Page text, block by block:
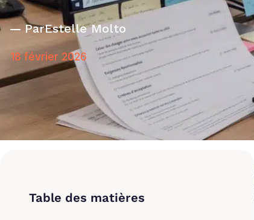
ParEstelle Molto
18 février 2026